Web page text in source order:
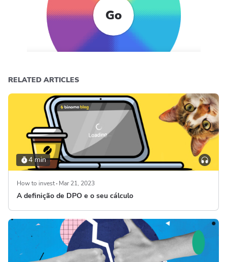
Go
RELATED ARTICLES
4 min
How to invest Mar 21, 2023
A definição de DPO e o seu cálculo